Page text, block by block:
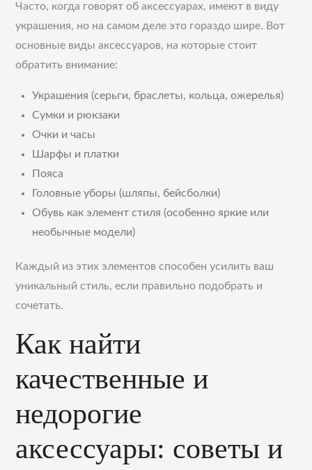
Часто, когда говорят об аксессуарах, имеют в виду
украшения, но на самом деле это гораздо шире. Вот
основные виды аксессуаров, на которые стоит
обратить внимание:
Украшения (серьги, браслеты, кольца, ожерелья)
Сумки и рюкзаки
Очки и часы
Шарфы и платки
Пояса
Головные уборы (шляпы, бейсболки)
Обувь как элемент стиля (особенно яркие или
необычные модели)
Каждый из этих элементов способен усилить ваш
уникальный стиль, если правильно подобрать и
сочетать.
Как найти
качественные и
недорогие
аксессуары: советы и